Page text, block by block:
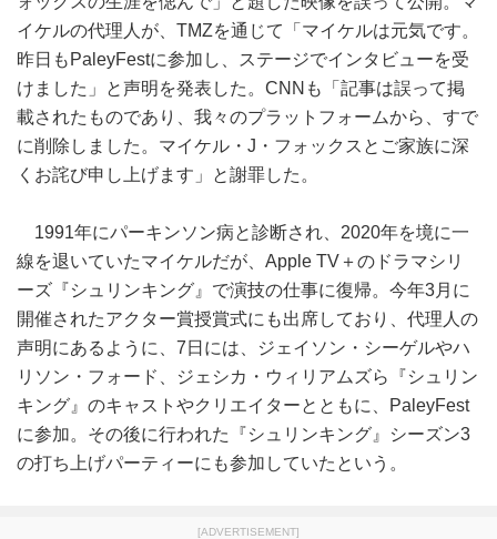
イケルの代理人が、TMZを通じて「マイケルは元気です。
昨日もPaleyFestに参加し、ステージでインタビューを受
けました」と声明を発表した。CNNも「記事は誤って掲
載されたものであり、我々のプラットフォームから、すで
に削除しました。マイケル・J・フォックスとご家族に深
くお詫び申し上げます」と謝罪した。
1991年にパーキンソン病と診断され、2020年を境に一
線を退いていたマイケルだが、Apple TV＋のドラマシリ
ーズ『シュリンキング』で演技の仕事に復帰。今年3月に
開催されたアクター賞授賞式にも出席しており、代理人の
声明にあるように、7日には、ジェイソン・シーゲルやハ
リソン・フォード、ジェシカ・ウィリアムズら『シュリン
キング』のキャストやクリエイターとともに、PaleyFest
に参加。その後に行われた『シュリンキング』シーズン3
の打ち上げパーティーにも参加していたという。
[ADVERTISEMENT]